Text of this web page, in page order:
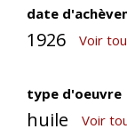
date
1926 Voir
type d'oeuvre
huile Voir